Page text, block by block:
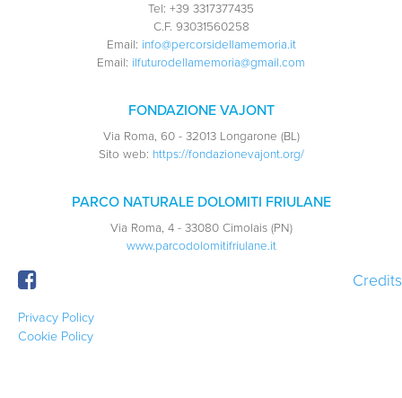
Tel: +39 3317377435
C.F. 93031560258
Email: info@percorsidellamemoria.it
Email: ilfuturodellamemoria@gmail.com
FONDAZIONE VAJONT
Via Roma, 60 - 32013 Longarone (BL)
Sito web: https://fondazionevajont.org/
PARCO NATURALE DOLOMITI FRIULANE
Via Roma, 4 - 33080 Cimolais (PN)
www.parcodolomitifriulane.it
Privacy Policy
Cookie Policy
Credits